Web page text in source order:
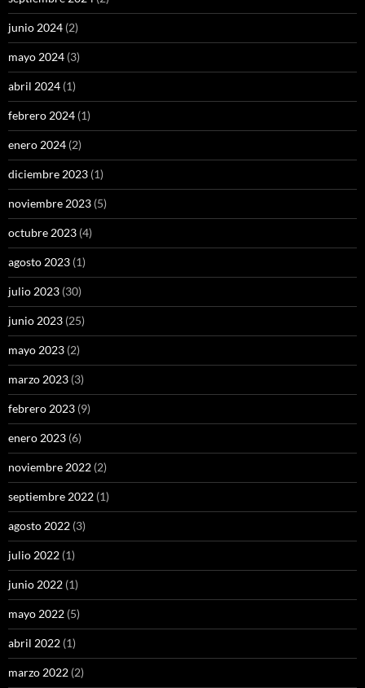
junio 2024 (2)
mayo 2024 (3)
abril 2024 (1)
febrero 2024 (1)
enero 2024 (2)
diciembre 2023 (1)
noviembre 2023 (5)
octubre 2023 (4)
agosto 2023 (1)
julio 2023 (30)
junio 2023 (25)
mayo 2023 (2)
marzo 2023 (3)
febrero 2023 (9)
enero 2023 (6)
noviembre 2022 (2)
septiembre 2022 (1)
agosto 2022 (3)
julio 2022 (1)
junio 2022 (1)
mayo 2022 (5)
abril 2022 (1)
marzo 2022 (2)